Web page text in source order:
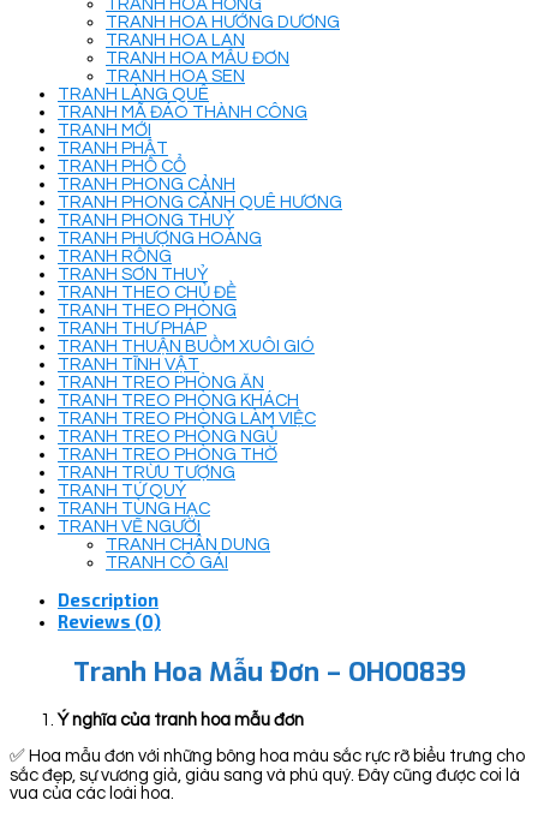
TRANH HOA HỒNG
TRANH HOA HƯỚNG DƯƠNG
TRANH HOA LAN
TRANH HOA MẪU ĐƠN
TRANH HOA SEN
TRANH LÀNG QUÊ
TRANH MÃ ĐÁO THÀNH CÔNG
TRANH MỚI
TRANH PHẬT
TRANH PHỐ CỔ
TRANH PHONG CẢNH
TRANH PHONG CẢNH QUÊ HƯƠNG
TRANH PHONG THUỶ
TRANH PHƯỢNG HOÀNG
TRANH RỒNG
TRANH SƠN THUỶ
TRANH THEO CHỦ ĐỀ
TRANH THEO PHÒNG
TRANH THƯ PHÁP
TRANH THUẬN BUỒM XUÔI GIÓ
TRANH TĨNH VẬT
TRANH TREO PHÒNG ĂN
TRANH TREO PHÒNG KHÁCH
TRANH TREO PHÒNG LÀM VIỆC
TRANH TREO PHÒNG NGỦ
TRANH TREO PHÒNG THỜ
TRANH TRỪU TƯỢNG
TRANH TỨ QUÝ
TRANH TÙNG HẠC
TRANH VẼ NGƯỜI
TRANH CHÂN DUNG
TRANH CÔ GÁI
Description
Reviews (0)
Tranh Hoa Mẫu Đơn – OHO0839
Ý nghĩa của tranh hoa mẫu đơn
✅ Hoa mẫu đơn với những bông hoa màu sắc rực rỡ biểu trưng cho
sắc đẹp, sự vương giả, giàu sang và phú quý. Đây cũng được coi là
vua của các loài hoa.